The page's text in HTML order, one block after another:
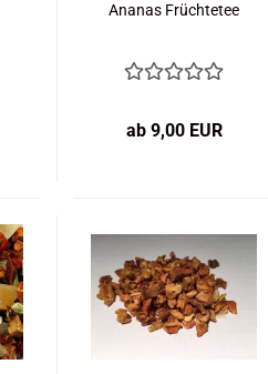
Ananas Früchtetee
ab 9,00 EUR